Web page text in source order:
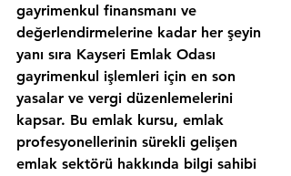
gayrimenkul finansmanı ve
değerlendirmelerine kadar her şeyin
yanı sıra Kayseri Emlak Odası
gayrimenkul işlemleri için en son
yasalar ve vergi düzenlemelerini
kapsar. Bu emlak kursu, emlak
profesyonellerinin sürekli gelişen
emlak sektörü hakkında bilgi sahibi